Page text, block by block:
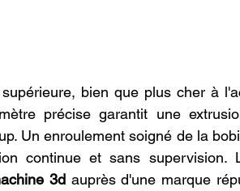
bien que plus cher à
précise garantit une
Un enroulement soigné de la
continue et sans supervision.
3d auprès d'une marque